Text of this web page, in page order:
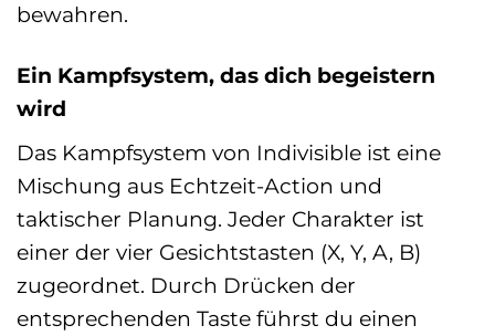
bewahren.
Ein Kampfsystem, das dich begeistern
wird
Das Kampfsystem von Indivisible ist eine
Mischung aus Echtzeit-Action und
taktischer Planung. Jeder Charakter ist
einer der vier Gesichtstasten (X, Y, A, B)
zugeordnet. Durch Drücken der
entsprechenden Taste führst du einen